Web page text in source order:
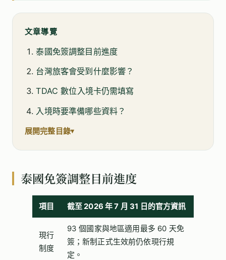
文章導覽
泰國免簽調整目前進度
台灣旅客會受到什麼影響？
TDAC 數位入境卡仍需填寫
入境時要準備哪些資料？
展開完整目錄
泰國免簽調整目前進度
項目 截至 2026 年 7 月 31 日的官方資訊
現行
制度
93 個國家與地區適用最多 60 天免
簽；新制正式生效前仍依現行規
定。